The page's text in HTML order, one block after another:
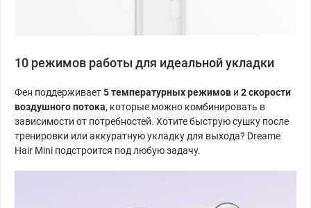
10 режимов работы для идеальной укладки
Фен поддерживает5 температурных режимов и 2 скорости
воздушного потока, которые можно комбинировать в
зависимости от потребностей. Хотите быструю сушку после
тренировки или аккуратную укладку для выхода? Dreame
Hair Mini подстроится под любую задачу.